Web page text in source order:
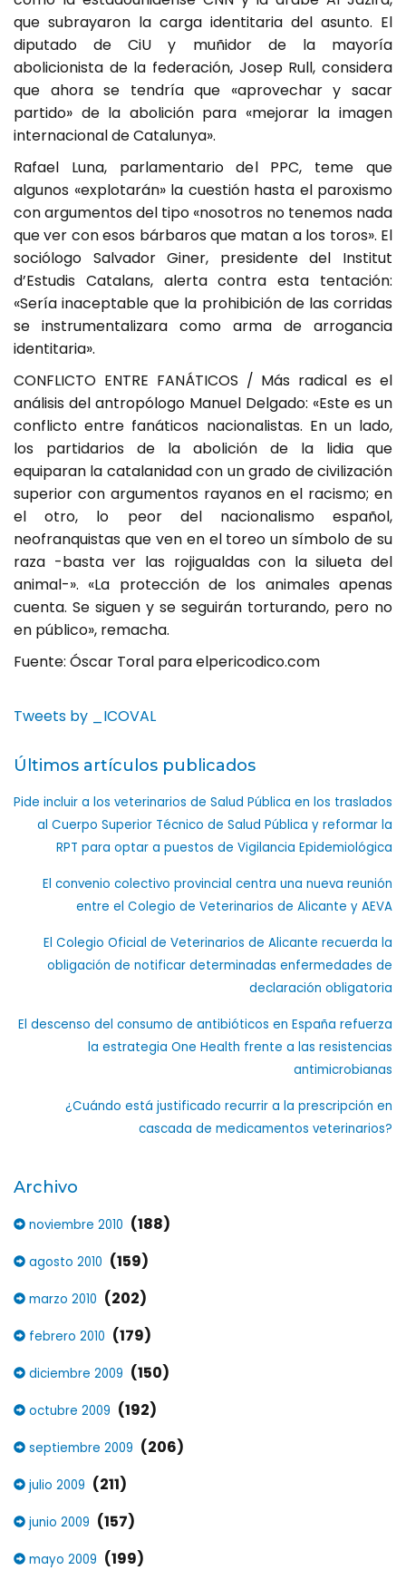
que subrayaron la carga identitaria del asunto. El
diputado de CiU y muñidor de la mayoría
abolicionista de la federación, Josep Rull, considera
que ahora se tendría que «aprovechar y sacar
partido» de la abolición para «mejorar la imagen
internacional de Catalunya».
Rafael Luna, parlamentario del PPC, teme que
algunos «explotarán» la cuestión hasta el paroxismo
con argumentos del tipo «nosotros no tenemos nada
que ver con esos bárbaros que matan a los toros». El
sociólogo Salvador Giner, presidente del Institut
d’Estudis Catalans, alerta contra esta tentación:
«Sería inaceptable que la prohibición de las corridas
se instrumentalizara como arma de arrogancia
identitaria».
CONFLICTO ENTRE FANÁTICOS / Más radical es el
análisis del antropólogo Manuel Delgado: «Este es un
conflicto entre fanáticos nacionalistas. En un lado,
los partidarios de la abolición de la lidia que
equiparan la catalanidad con un grado de civilización
superior con argumentos rayanos en el racismo; en
el otro, lo peor del nacionalismo español,
neofranquistas que ven en el toreo un símbolo de su
raza -basta ver las rojigualdas con la silueta del
animal-». «La protección de los animales apenas
cuenta. Se siguen y se seguirán torturando, pero no
en público», remacha.
Fuente: Óscar Toral para elpericodico.com
Tweets by _ICOVAL
Últimos artículos publicados
Pide incluir a los veterinarios de Salud Pública en los traslados
al Cuerpo Superior Técnico de Salud Pública y reformar la
RPT para optar a puestos de Vigilancia Epidemiológica
El convenio colectivo provincial centra una nueva reunión
entre el Colegio de Veterinarios de Alicante y AEVA
El Colegio Oficial de Veterinarios de Alicante recuerda la
obligación de notificar determinadas enfermedades de
declaración obligatoria
El descenso del consumo de antibióticos en España refuerza
la estrategia One Health frente a las resistencias
antimicrobianas
¿Cuándo está justificado recurrir a la prescripción en
cascada de medicamentos veterinarios?
Archivo
noviembre 2010 (188)
agosto 2010 (159)
marzo 2010 (202)
febrero 2010 (179)
diciembre 2009 (150)
octubre 2009 (192)
septiembre 2009 (206)
julio 2009 (211)
junio 2009 (157)
mayo 2009 (199)